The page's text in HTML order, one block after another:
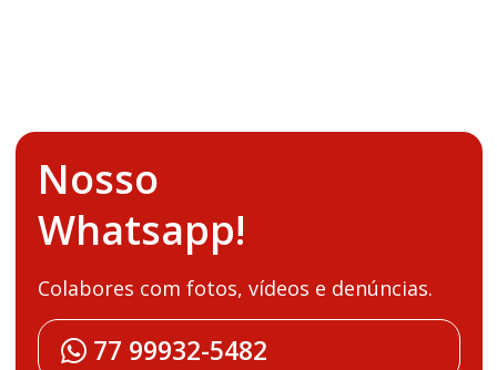
Nosso
Whatsapp!
Colabores com fotos, vídeos e denúncias.
77 99932-5482